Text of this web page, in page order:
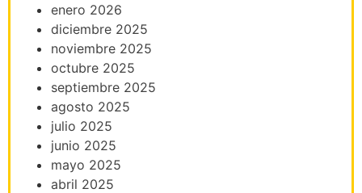
enero 2026
diciembre 2025
noviembre 2025
octubre 2025
septiembre 2025
agosto 2025
julio 2025
junio 2025
mayo 2025
abril 2025